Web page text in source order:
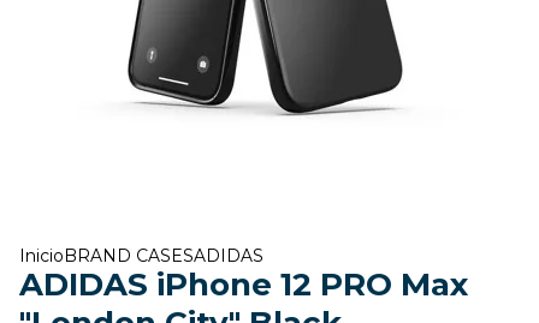
Inicio BRAND CASESADIDAS
ADIDAS iPhone 12 PRO Max